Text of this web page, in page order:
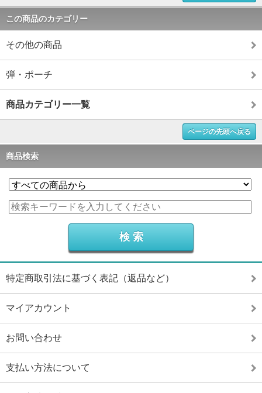
この商品のカテゴリー
その他の商品
弾・ポーチ
商品カテゴリー一覧
ページの先頭へ戻る
商品検索
特定商取引法に基づく表記（返品など）
マイアカウント
お問い合わせ
支払い方法について